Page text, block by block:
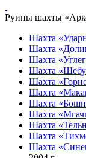
Руины шахты
Шахта
Шахта
Шахта
Шахта
Шахта
Шахта
Шахта
Шахта
Шахта
Шахта
Шахта